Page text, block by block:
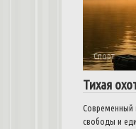
Спорт
Тихая
Современный
свободы и